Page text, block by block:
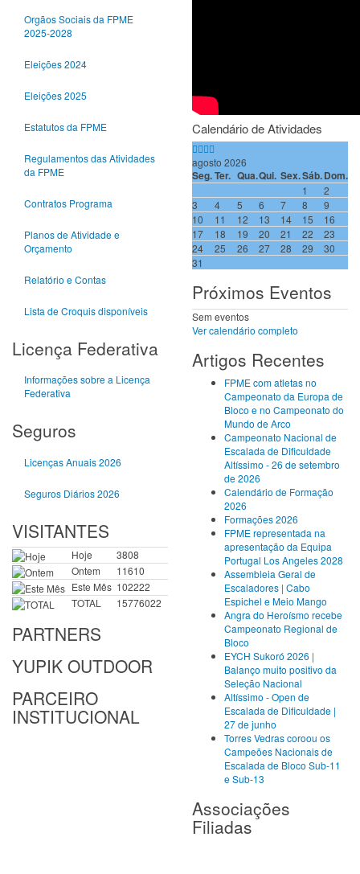
Orgãos Sociais da FPME
2025-2028
Eleições 2024
Eleições 2025
Estatutos da FPME
Regulamentos das Atividades
da FPME
Contratos Programa
Planos de Atividade e
Orçamento
Relatório e Contas
Lista de Croquis disponíveis
Licença Federativa
Informações sobre a Licença
Federativa
Seguros
Licenças Anuais 2026
Seguros Diários 2026
VISITANTES
Hoje
3808
Ontem
11610
Este Mês 102222
TOTAL
15776022
PARTNERS
YUPIK OUTDOOR
PARCEIRO
INSTITUCIONAL
Calendário de Atividades
agosto 2026
Seg.Ter. Qua.Qui. Sex.Sáb.Dom.
1
2
3
4 5 6 7 8
9
10
11 12 13 14 15
16
17
18 19 20 21 22
23
24
25 26 27 28 29
30
31
Próximos Eventos
Sem eventos
Ver calendário completo
Artigos Recentes
FPME com atletas no
Campeonato da Europa de
Bloco e no Campeonato do
Mundo de Arco
Campeonato Nacional de
Escalada de Dificuldade
Altíssimo - 26 de setembro
de 2026
Calendário de Formação
2026
Formações 2026
FPME representada na
apresentação da Equipa
Portugal Los Angeles 2028
Assembleia Geral de
Escaladores | Cabo
Espichel e Meio Mango
Angra do Heroísmo recebe
Campeonato Regional de
Bloco
EYCH Sukoró 2026 |
Balanço muito positivo da
Seleção Nacional
Altíssimo - Open de
Escalada de Dificuldade |
27 de junho
Torres Vedras coroou os
Campeões Nacionais de
Escalada de Bloco Sub-11
e Sub-13
Associações
Filiadas